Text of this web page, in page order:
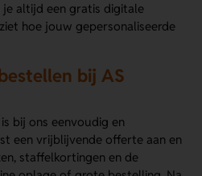
altijd een gratis digitale
hoe jouw gepersonaliseerde
bij AS
bij ons eenvoudig en
een vrijblijvende offerte aan en
staffelkortingen en de